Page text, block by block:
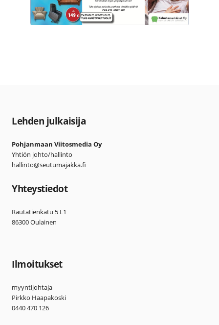
Lehden julkaisija
Pohjanmaan Viitosmedia Oy
Yhtiön johto/hallinto
hallinto@seutumajakka.fi
Yhteystiedot
Rautatienkatu 5 L1
86300 Oulainen
Ilmoitukset
myyntijohtaja
Pirkko Haapakoski
0440 470 126